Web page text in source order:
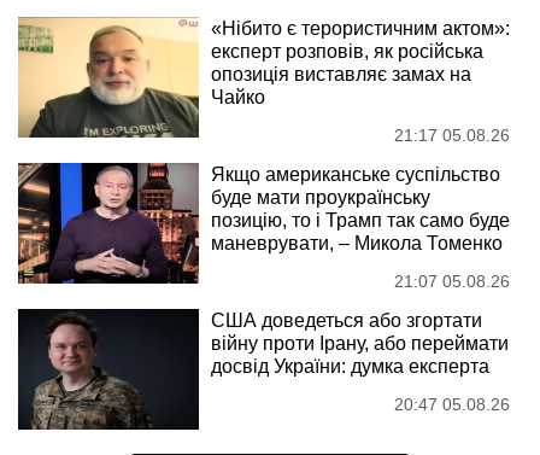
«Нібито є терористичним актом»:
експерт розповів, як російська
опозиція виставляє замах на
Чайко
21:17 05.08.26
Якщо американське суспільство
буде мати проукраїнську
позицію, то і Трамп так само буде
маневрувати, – Микола Томенко
21:07 05.08.26
США доведеться або згортати
війну проти Ірану, або переймати
досвід України: думка експерта
20:47 05.08.26